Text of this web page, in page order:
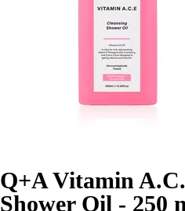
Q+A Vitamin
Shower Oil - 250